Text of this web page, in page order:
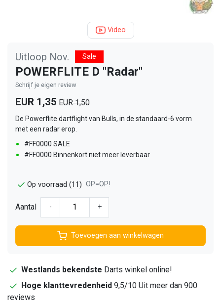
Video
Uitloop Nov. Sale
POWERFLITE D "Radar"
Schrijf je eigen review
EUR 1,35 EUR 1,50
De Powerflite dartflight van Bulls, in de standaard-6 vorm
met een radar erop.
#FF0000 SALE
#FF0000 Binnenkort niet meer leverbaar
Op voorraad (11) OP=OP!
Aantal - +
Toevoegen aan winkelwagen
Westlands bekendste Darts winkel online!
Hoge klanttevredenheid 9,5/10 Uit meer dan 900
reviews